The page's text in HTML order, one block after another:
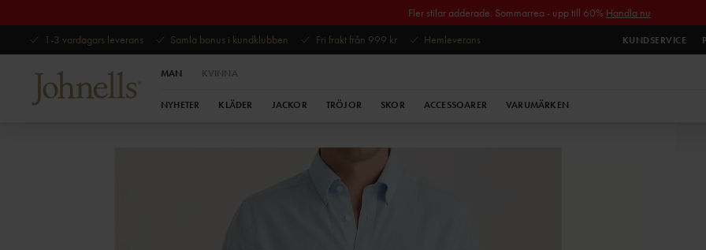
Fler stilar adderade. Sommarrea - upp till 60% Handla nu
1-3 vardagars leverans
Samla bonus i kundklubben Fri frakt från 999 kr Hemleverans KUNDSERVICE
MAN KVINNA
NYHETER KLÄDER JACKOR TRÖJOR SKOR ACCESSOARER VARUMÄRKEN